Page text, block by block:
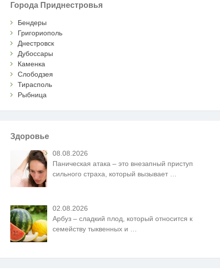
Города Приднестровья
Бендеры
Григориополь
Днестровск
Дубоссары
Каменка
Слободзея
Тирасполь
Рыбница
Здоровье
08.08.2026
Паническая атака – это внезапный приступ
сильного страха, который вызывает …
02.08.2026
Арбуз – сладкий плод, который относится к
семейству тыквенных и